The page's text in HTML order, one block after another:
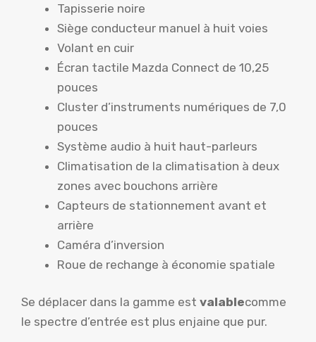
Tapisserie noire
Siège conducteur manuel à huit voies
Volant en cuir
Écran tactile Mazda Connect de 10,25
pouces
Cluster d’instruments numériques de 7,0
pouces
Système audio à huit haut-parleurs
Climatisation de la climatisation à deux
zones avec bouchons arrière
Capteurs de stationnement avant et
arrière
Caméra d’inversion
Roue de rechange à économie spatiale
Se déplacer dans la gamme est valablecomme
le spectre d’entrée est plus enjaine que pur.